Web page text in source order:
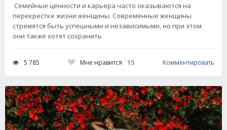
Семейные ценности и карьера часто оказываются на
перекрестке жизни женщины. Современные женщины
стремятся быть успешными и независимыми, но при этом
они также хотят сохранить
5 785 Мне нравится 15 Комментировать